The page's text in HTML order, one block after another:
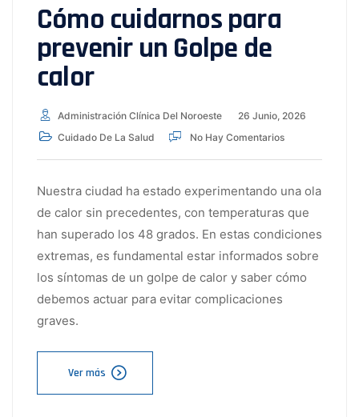
Cómo cuidarnos para
prevenir un Golpe de
calor
Administración Clínica Del Noroeste
26 Junio, 2026
Cuidado De La Salud
No Hay Comentarios
Nuestra ciudad ha estado experimentando una ola
de calor sin precedentes, con temperaturas que
han superado los 48 grados. En estas condiciones
extremas, es fundamental estar informados sobre
los síntomas de un golpe de calor y saber cómo
debemos actuar para evitar complicaciones
graves.
Ver más